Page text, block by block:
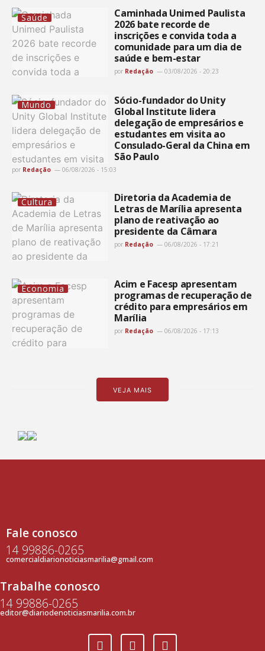
Saúde
Caminhada Unimed Paulista
2026 bate recorde de
inscrições e convida toda a
comunidade para um dia de
saúde e bem-estar
por Redação 03/08/2026 - 20:23
Mundo
Sócio-fundador do Unity
Global Institute lidera
delegação de empresários e
estudantes em visita ao
Consulado-Geral da China em
São Paulo
por Redação 06/08/2026 - 15:03
Cultura
Diretoria da Academia de
Letras de Marília apresenta
plano de reativação ao
presidente da Câmara
por Redação 06/08/2026 - 17:21
Economia
Acim e Facesp apresentam
programas de recuperação de
crédito para empresários em
Marília
por Redação 06/08/2026 - 17:13
VEJA MAIS
Fale conosco
14 99886-0265
comercialdiarionoticiasmarilia@gmail.com
Trabalhe conosco
14 99886-0265
editor@diariodenoticiasmarilia.com.br